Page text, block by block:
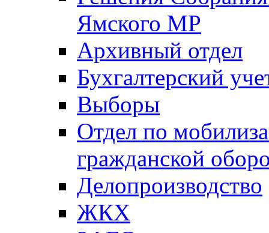
Ямского МР
Архивный отдел
Бухгалтерский
Выборы
Отдел по
гражданской
Делопроизводство
ЖКХ